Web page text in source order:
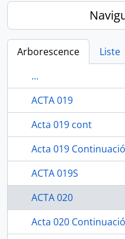
Arborescence Liste
...
ACTA 019
Acta 019 cont
Acta 019
ACTA 019S
ACTA 020
Acta 020